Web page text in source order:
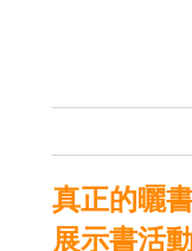
真正的曬
展示書活